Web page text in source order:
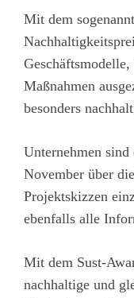
Mit dem
Maßnahmen
besonders
Unternehmen
November über
Projektskizzen
ebenfalls alle
Mit dem Sust-
nachhaltige und